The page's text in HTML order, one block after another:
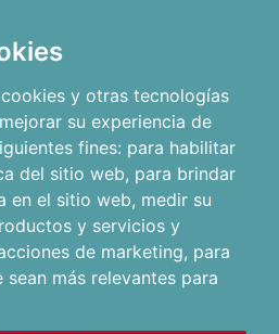
y otras tecnologías
su experiencia de
fines: para habilitar
del sitio web, para brindar
en el sitio web, medir su
y servicios y
de marketing, para
más relevantes para